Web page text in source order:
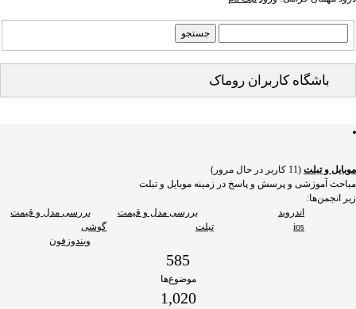
باشگاه کاربران روماک
موبایل و تبلت (11 کاربر در حال مرور)
مباحث آموزشی و پرسش و پاسخ در زمینه موبایل و تبلت
زیر انجمن‌ها:
بررسی مدل و قیمت
گوشی
بررسی مدل و قیمت
تبلت
اندروید
ios
ویندوزفون
585
موضوع‌ها
1,020